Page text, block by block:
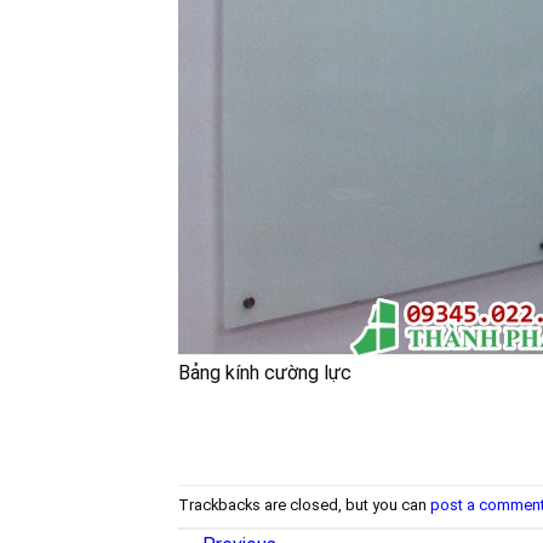
Bảng kính cường lực
Trackbacks are closed, but you can post a